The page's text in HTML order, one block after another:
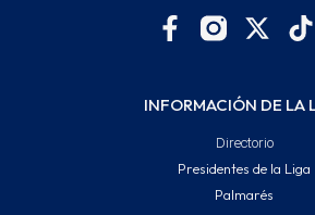
INFORMACIÓN DE LA
Directorio
Presidentes de la Liga
Palmarés